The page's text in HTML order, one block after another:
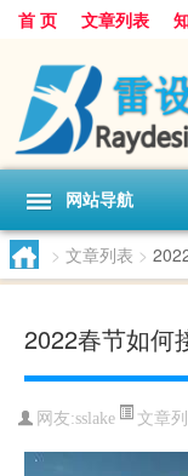
首 页 文章列表
网站导航
> 文章列表 >
2022春节如何
网友:sslake 文章